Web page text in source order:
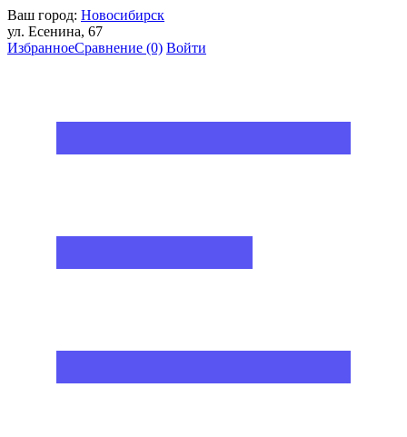
Ваш город: Новосибирск
ул. Есенина, 67
ИзбранноеСравнение (0) Войти